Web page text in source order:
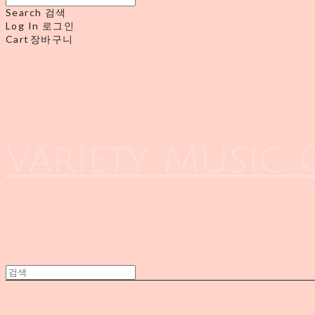
Search 검색
Log In 로그인
Cart 장바구니